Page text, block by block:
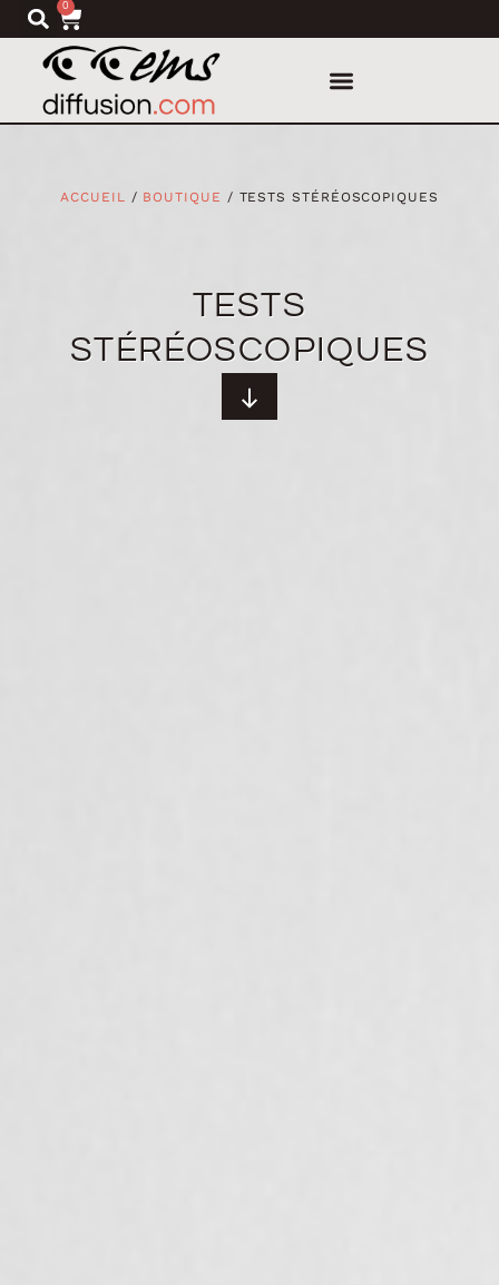
0
ACCUEIL / BOUTIQUE / TESTS STÉRÉOSCOPIQUES
TESTS
STÉRÉOSCOPIQUES